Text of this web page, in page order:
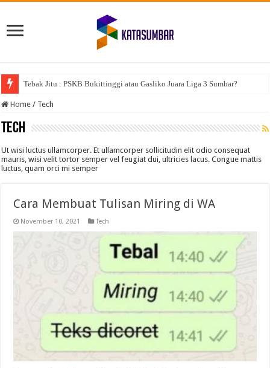
Tebak Jitu : PSKB Bukittinggi atau Gasliko Juara Liga 3 Sumbar?
Home / Tech
Tech
Ut wisi luctus ullamcorper. Et ullamcorper sollicitudin elit odio consequat
mauris, wisi velit tortor semper vel feugiat dui, ultricies lacus. Congue mattis
luctus, quam orci mi semper
Cara Membuat Tulisan Miring di WA
November 10, 2021 Tech